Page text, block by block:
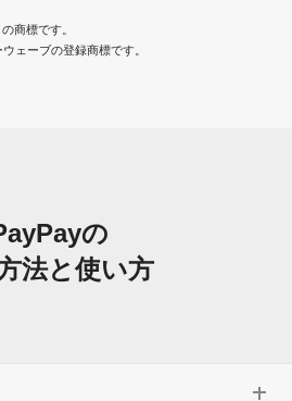
商標です。
ェーブの登録商標です。
の
法と使い方